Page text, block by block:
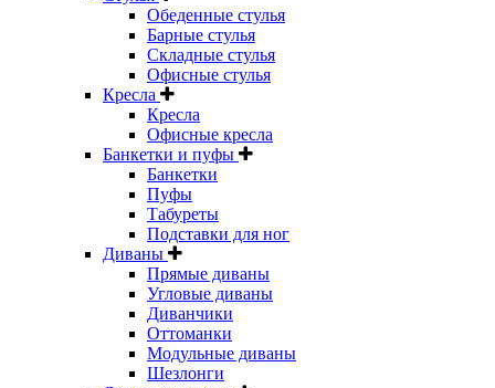
Обеденные стулья
Барные стулья
Складные стулья
Офисные стулья
Кресла
Кресла
Офисные кресла
Банкетки и пуфы
Банкетки
Пуфы
Табуреты
Подставки для ног
Диваны
Прямые диваны
Угловые диваны
Диванчики
Оттоманки
Модульные диваны
Шезлонги